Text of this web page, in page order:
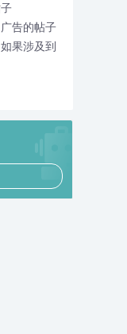
告的帖子
果涉及到